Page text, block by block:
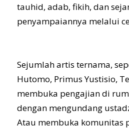
tauhid, adab, fikih, dan
penyampaiannya melalui
Sejumlah artis ternama,
Hutomo, Primus Yustisio,
membuka pengajian di
dengan mengundang
Atau membuka komunitas